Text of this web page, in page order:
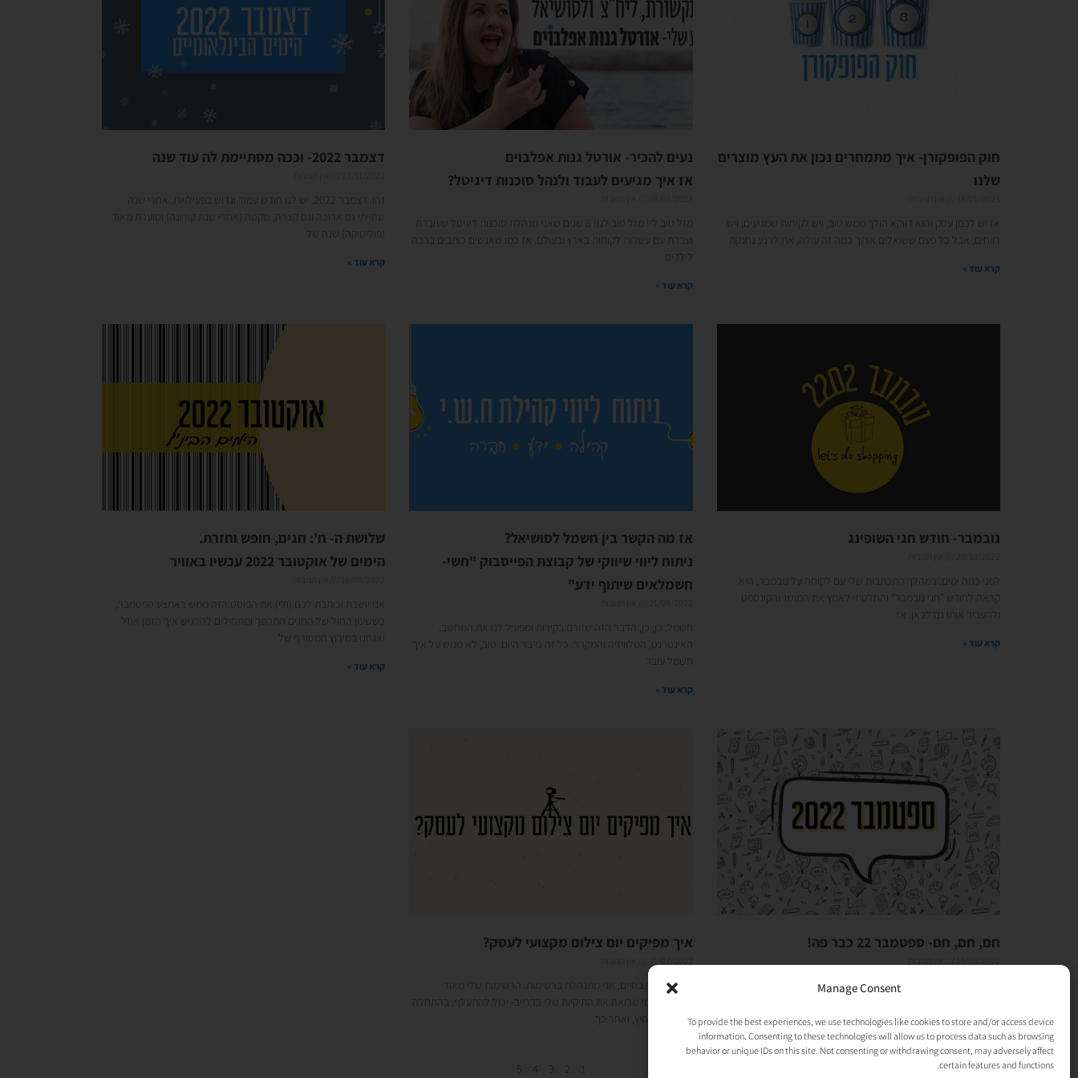
Manage Consent
To provide the best experiences, we use technologies like cookies to store and/or access device
information. Consenting to these technologies will allow us to process data such as browsing
behavior or unique IDs on this site. Not consenting or withdrawing consent, may adversely affect
certain features and functions.
חוק הפופקורן- איך מתמחרים נכון את העץ מוצרים
שלנו
אז יש לכםן עסק והוא דווקא הולך ממש טוב, ויש לקוחות שמגיעים, ויש
רווחים, אבל כל פעם ששואלים אותך כמה זה עולה, את לרגע נחנקת
קרא עוד »
נעים להכיר- אורטל גנות אפלבוים
אז איך מגיעים לעבוד ולנהל סוכנות דיגיטל?
מזל טוב לי! מזל טוב לנו! 8 שנים שאני מנהלת סוכנות דיגיטל שעובדת
ועבדת עם עשרות לקוחות בארץ ובעולם. אז כמו שאנשים כותבים ברכה
לילדים
קרא עוד »
דצמבר 2022- וככה מסתיימת לה עוד שנה
זהו. דצמבר 2022. יש לנו חודש עמוד וגדוש בפעילויות. אחרי שנה
שהייתי גם ארוכה וגם קצרה, שקטה (אחרי שנת קורונה) וסוערת מאוד
(פוליטיקה) שנה של
קרא עוד »
נובמבר- חודש חגי השופינג
לפני כמה ימים, במהלך התכתבות שלי עם לקוחה על נובמבר, היא
קראה לחודש "חגי נובמבר" והחלטתי לאמץ את המושג והקונספט
ולהעביר אותו גם לכאן. אז
קרא עוד »
אז מה הקשר בין חשמל לסושיאל?
ניתוח ליווי שיווקי של קבוצת הפייסבוק "חשי-
חשמלאים שיתוף ידע"
חשמל, כן, כן, הדבר הזה שזורם בקירות ומפעיל לנו את המחשב,
האינטרנט, הטלוויזיה והמקרר. כל זה נדבר היום. טוב, לא ממש על איך
חשמל עובד
קרא עוד »
שלושת ה- ח': חגים, חופש וחזרת.
הימים של אוקטובר 2022 עכשיו באוויר
אני יושבת וכותבת לכם (ולי) את הפוסט הזה ממש באמצע ספטמבר,
כששעון החול של החגים התהפך ומתחילים להרגיש איך הזמן אוזל
ואנחנו במירוץ המטורף של
קרא עוד »
חם, חם, חם- ספטמבר 22 כבר פה!
כמה חם? חם מאוד, המזגן פה לא מפסיק לעבוד אפילו לא לרגע. אבל
והופ,
קרא עוד »
איך מפיקים יום צילום מקצועי לעסק?
כמו כל דבר בחיים, אני מתנהלת ברשימות. הרשימות שלי מאוד
מסודרות, ומי שרואה את התיקיות שלי בדרייב- יכול להתעלף. בהתחלה
זה קצת מלחיץ, ואחר כך
קרא עוד »
2
3
4
5